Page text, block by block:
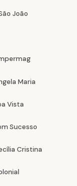
João
Maria
Vista
Sucesso
Cristina